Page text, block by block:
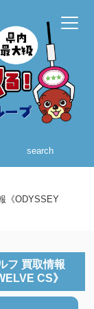
search
《ODYSSEY
フ 買取情報
CS》